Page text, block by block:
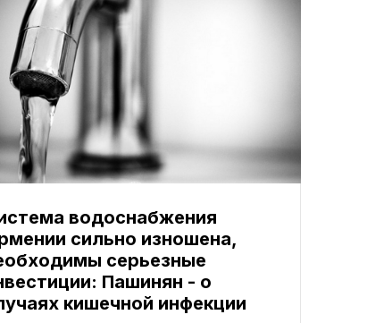
водоснабжения
сильно изношена,
серьезные
Пашинян - о
кишечной инфекции